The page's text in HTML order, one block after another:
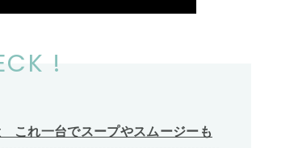
!
これ一台でスープやスムージーも